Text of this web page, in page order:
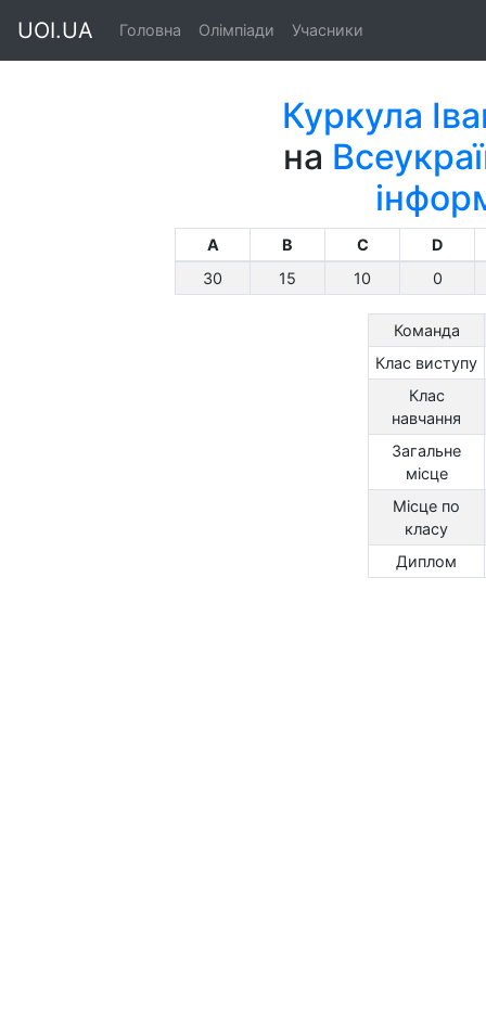
UOI.UA Головна Олімпіади Учасники
Куркула
на
A B C
D
30
15 10 0
Команда
Клас виступу
Клас
навчання
Загальне
місце
Місце по
класу
Диплом